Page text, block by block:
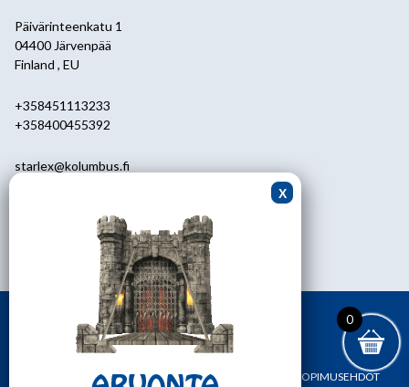
Päivärinteenkatu 1
04400 Järvenpää
Finland , EU
+358451113233
+358400455392
starlex@kolumbus.fi
ark.klo 08.30-17.00
YHTEYSTIEDOT OMA TILI TILAUS- JA SOPIMUSEHDOT
0